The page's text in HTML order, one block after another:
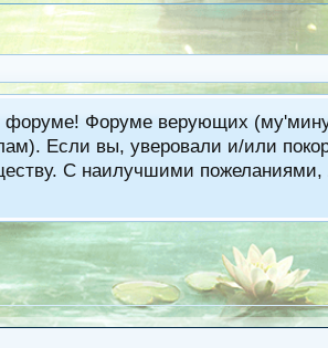
форуме! Форуме верующих
Если вы, уверовали и/или
С наилучшими